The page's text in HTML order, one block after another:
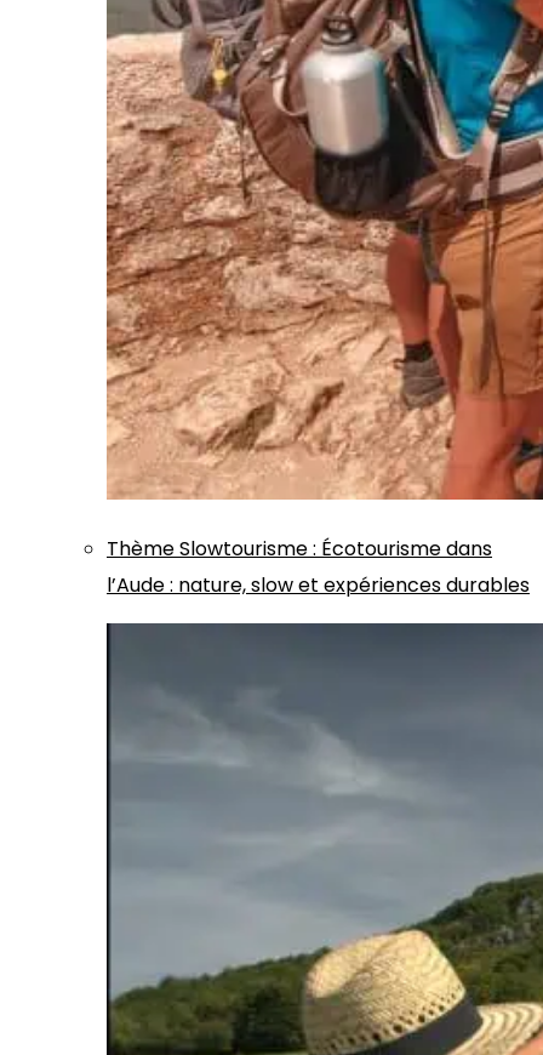
ThèmeSlowtourisme: Écotourisme dans
l’Aude : nature, slow et expériences durables